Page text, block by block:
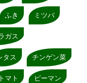
ふき ミツバ
ガス
タス チンゲン菜
トマト ピーマン